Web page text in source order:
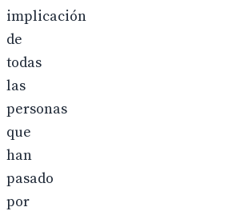
implicación
de
todas
las
personas
que
han
pasado
por